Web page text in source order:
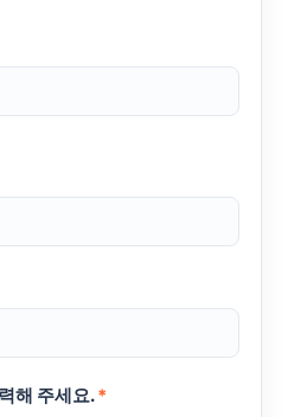
해 주세요.*